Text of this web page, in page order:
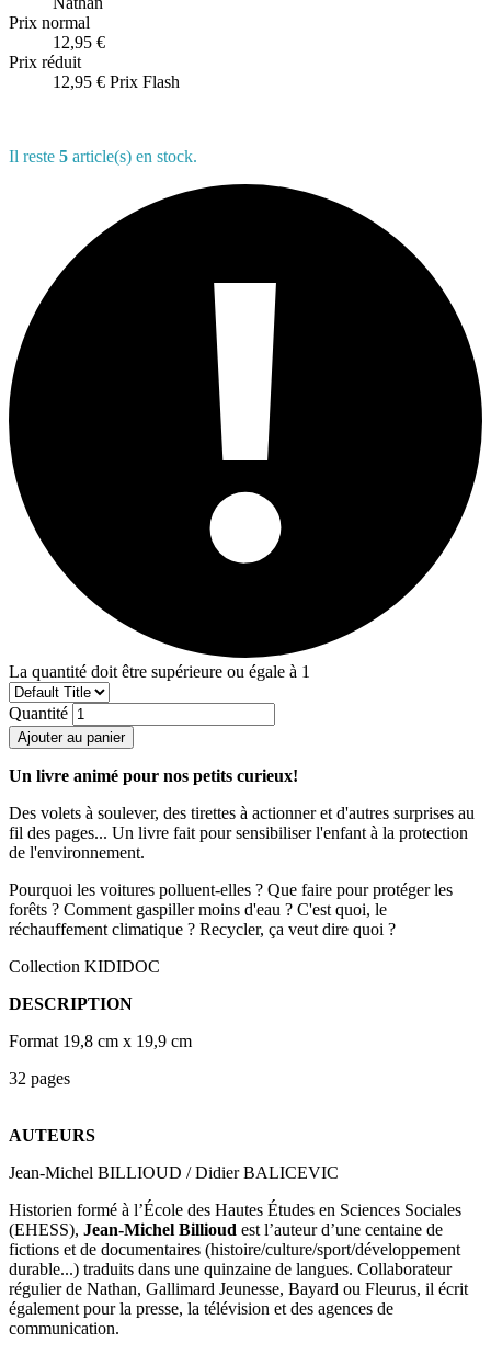
Prix normal
12,95 €
Prix réduit
12,95 € Prix Flash
Il reste 5 article(s) en stock.
La quantité doit être supérieure ou égale à 1
Quantité
Ajouter au panier
Un livre animé pour nos petits curieux!
Des volets à soulever, des tirettes à actionner et d'autres surprises au
fil des pages... Un livre fait pour sensibiliser l'enfant à la protection
de l'environnement.
Pourquoi les voitures polluent-elles ? Que faire pour protéger les
forêts ? Comment gaspiller moins d'eau ? C'est quoi, le
réchauffement climatique ? Recycler, ça veut dire quoi ?
Collection KIDIDOC
DESCRIPTION
Format 19,8 cm x 19,9 cm
32 pages
AUTEURS
Jean-Michel BILLIOUD / Didier BALICEVIC
Historien formé à l’École des Hautes Études en Sciences Sociales
(EHESS), Jean-Michel Billioud est l’auteur d’une centaine de
fictions et de documentaires (histoire/culture/sport/développement
durable...) traduits dans une quinzaine de langues. Collaborateur
régulier de Nathan, Gallimard Jeunesse, Bayard ou Fleurus, il écrit
également pour la presse, la télévision et des agences de
communication.